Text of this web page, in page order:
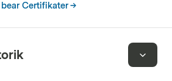
Certifikater